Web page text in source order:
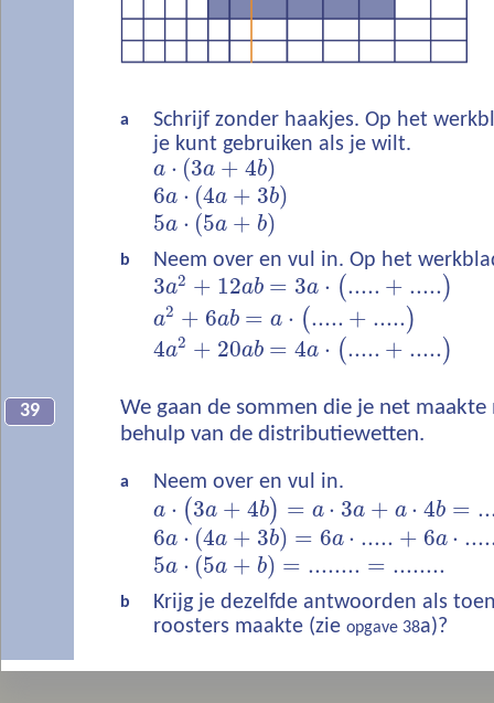
a
Schrijf zonder haakjes. Op het
je kunt gebruiken als je wilt.
a ⋅ (3a + 4b)
6a ⋅ (4a + 3b)
5a ⋅ (5a + b)
b Neem over en vul in. Op het
3a2 + 12ab = 3a ⋅ (..... + ..... )
a2 + 6ab = a ⋅ (..... + .....)
4a2 + 20ab = 4a ⋅ (..... + .....)
39
We gaan de sommen die je net maakte
behulp van de distributiewetten.
a
Neem over en vul in.
a ⋅ (3a + 4b) = a ⋅ 3a + a ⋅ 4b =
6a ⋅ (4a + 3b) = 6a ⋅ ..... + 6a ⋅
5a ⋅ (5a + b) = ........ = ........
b
Krijg je dezelfde antwoorden als
roosters maakte (zie opgave 38a)?